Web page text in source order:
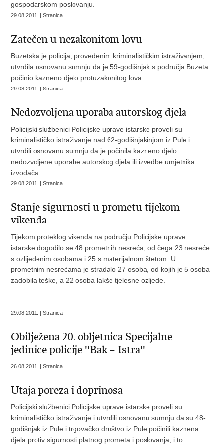
gospodarskom poslovanju.
29.08.2011. | Stranica
Zatečen u nezakonitom lovu
Buzetska je policija, provedenim kriminalističkim istraživanjem,
utvrdila osnovanu sumnju da je 59-godišnjak s područja Buzeta
počinio kazneno djelo protuzakonitog lova.
29.08.2011. | Stranica
Nedozvoljena uporaba autorskog djela
Policijski službenici Policijske uprave istarske proveli su
kriminalističko istraživanje nad 62-godišnjakinjom iz Pule i
utvrdili osnovanu sumnju da je počinila kazneno djelo
nedozvoljene uporabe autorskog djela ili izvedbe umjetnika
izvođača.
29.08.2011. | Stranica
Stanje sigurnosti u prometu tijekom
vikenda
Tijekom proteklog vikenda na području Policijske uprave
istarske dogodilo se 48 prometnih nesreća, od čega 23 nesreće
s ozlijeđenim osobama i 25 s materijalnom štetom. U
prometnim nesrećama je stradalo 27 osoba, od kojih je 5 osoba
zadobila teške, a 22 osoba lakše tjelesne ozljede.
29.08.2011. | Stranica
Obilježena 20. obljetnica Specijalne
jedinice policije ''Bak – Istra''
26.08.2011. | Stranica
Utaja poreza i doprinosa
Policijski službenici Policijske uprave istarske proveli su
kriminalističko istraživanje i utvrdili osnovanu sumnju da su 48-
godišnjak iz Pule i trgovačko društvo iz Pule počinili kaznena
djela protiv sigurnosti platnog prometa i poslovanja, i to